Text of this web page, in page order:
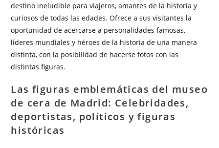
destino ineludible para viajeros, amantes de la historia y
curiosos de todas las edades. Ofrece a sus visitantes la
oportunidad de acercarse a personalidades famosas,
líderes mundiales y héroes de la historia de una manera
distinta, con la posibilidad de hacerse fotos con las
distintas figuras.
Las figuras emblemáticas del museo
de cera de Madrid: Celebridades,
deportistas, políticos y figuras
históricas